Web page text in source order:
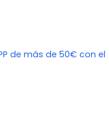
de más de 50€ con el